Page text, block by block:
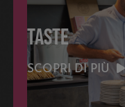
TASTE
SCOPRI DI PIÙ